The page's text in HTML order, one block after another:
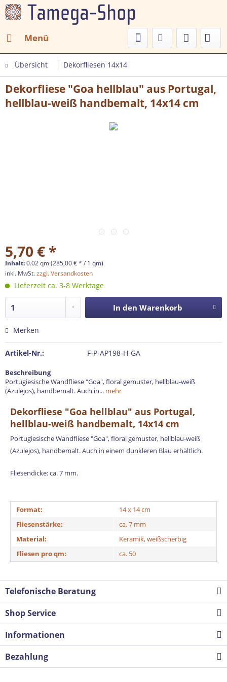
Menü
Übersicht Dekorfliesen 14x14
Dekorfliese "Goa hellblau" aus Portugal,
hellblau-weiß handbemalt, 14x14 cm
5,70 € *
Inhalt:0.02 qm (285,00 € * / 1 qm)
inkl. MwSt.zzgl. Versandkosten
Lieferzeit ca. 3-8 Werktage
In den Warenkorb
Merken
Artikel-Nr.: F-P-AP198-H-GA
Beschreibung
Portugiesische Wandfliese "Goa", floral gemuster, hellblau-weiß
(Azulejos), handbemalt. Auch in... mehr
Dekorfliese "Goa hellblau" aus Portugal,
hellblau-weiß handbemalt, 14x14 cm
Portugiesische Wandfliese "Goa", floral gemuster, hellblau-weiß
(Azulejos), handbemalt. Auch in einem dunkleren Blau erhältlich.
Fliesendicke: ca. 7 mm.
Format:
14 x 14 cm
Fliesenstärke:
ca. 7 mm
Material:
Keramik, weißscherbig
Fliesen pro qm:
ca. 50
Telefonische Beratung
Shop Service
Informationen
Bezahlung